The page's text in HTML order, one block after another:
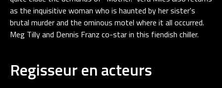
as the inquisitive woman who is haunted by her sister's
brutal murder and the ominous motel where it all occurred.
Meg Tilly and Dennis Franz co-star in this fiendish chiller.
Regisseur en acteurs